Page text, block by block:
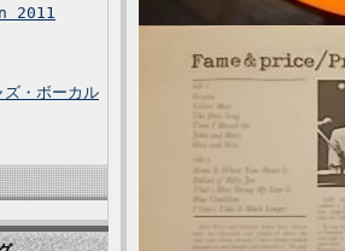
2011
・ボーカル